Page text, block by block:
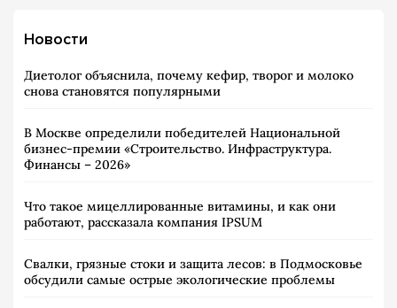
Новости
Диетолог объяснила, почему кефир, творог и молоко
снова становятся популярными
В Москве определили победителей Национальной
бизнес-премии «Строительство. Инфраструктура.
Финансы – 2026»
Что такое мицеллированные витамины, и как они
работают, рассказала компания IPSUM
Свалки, грязные стоки и защита лесов: в Подмосковье
обсудили самые острые экологические проблемы